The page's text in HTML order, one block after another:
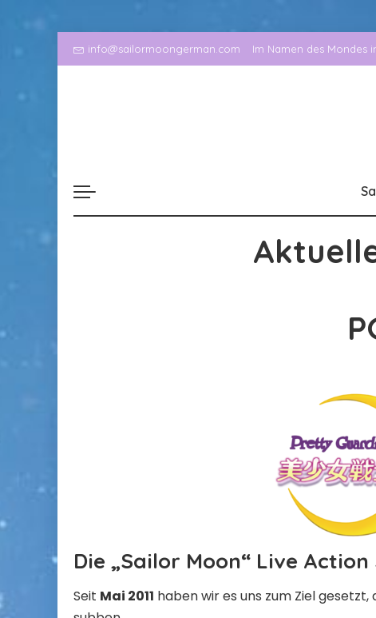
info@sailormoongerman.com Im Namen des Mondes
Die „Sailor Moon“ Live
Seit Mai 2011 haben wir es uns zum Ziel gesetzt,